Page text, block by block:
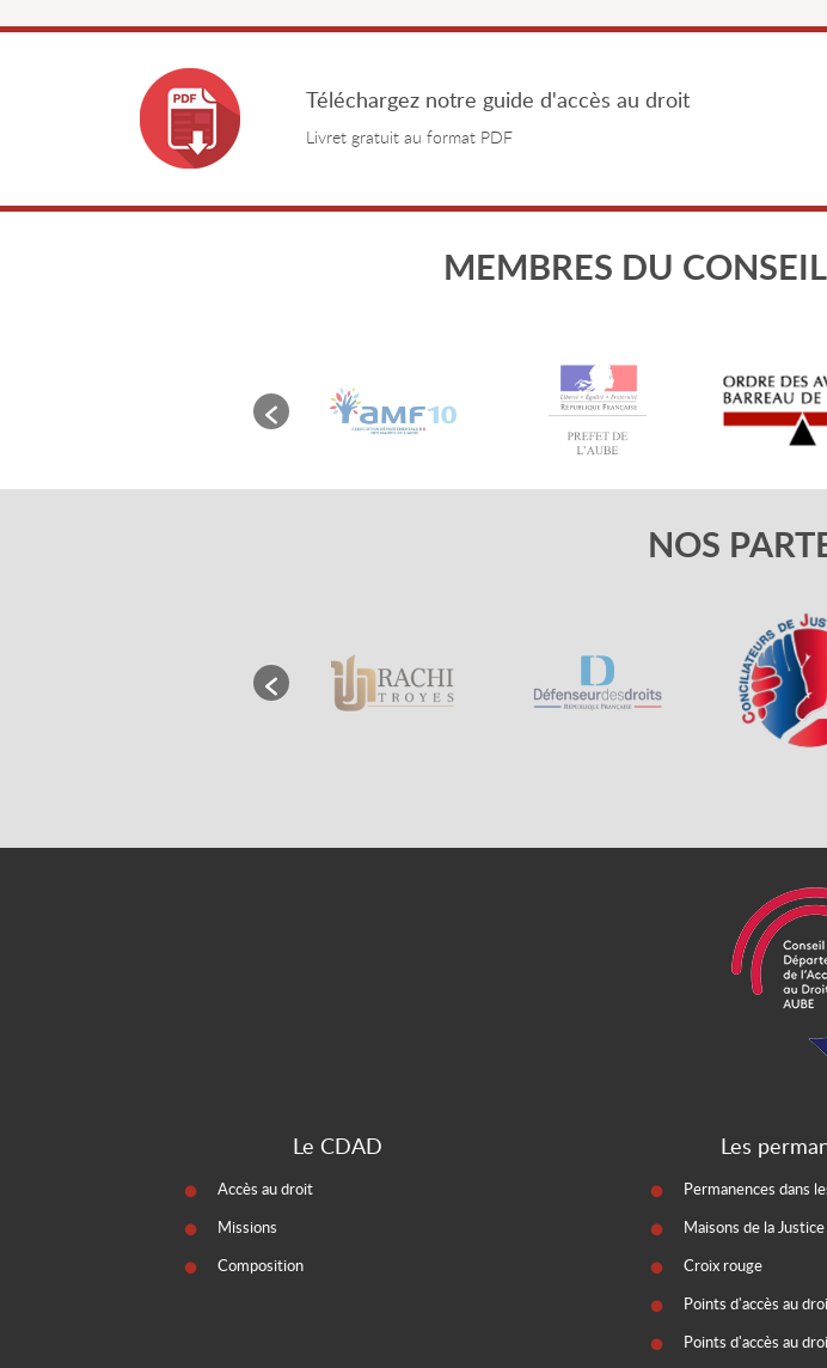
Téléchargez notre guide d'accès au droit
Livret gratuit au format PDF
MEMBRES DU
NOS
Le CDAD
Accès au droit
Missions
Composition
Les
Permanences dans
Maisons de la
Croix rouge
Points d'accès au
Points d'accès au